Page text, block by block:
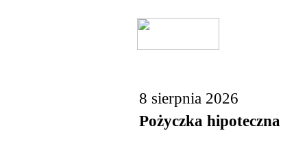
8 sierpnia 2026
Pożyczka hipoteczna